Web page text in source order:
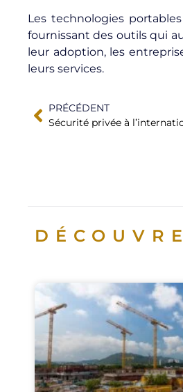
Les technologies
fournissant des outils qui
leur adoption, les
leurs services.
PRÉCÉDENT